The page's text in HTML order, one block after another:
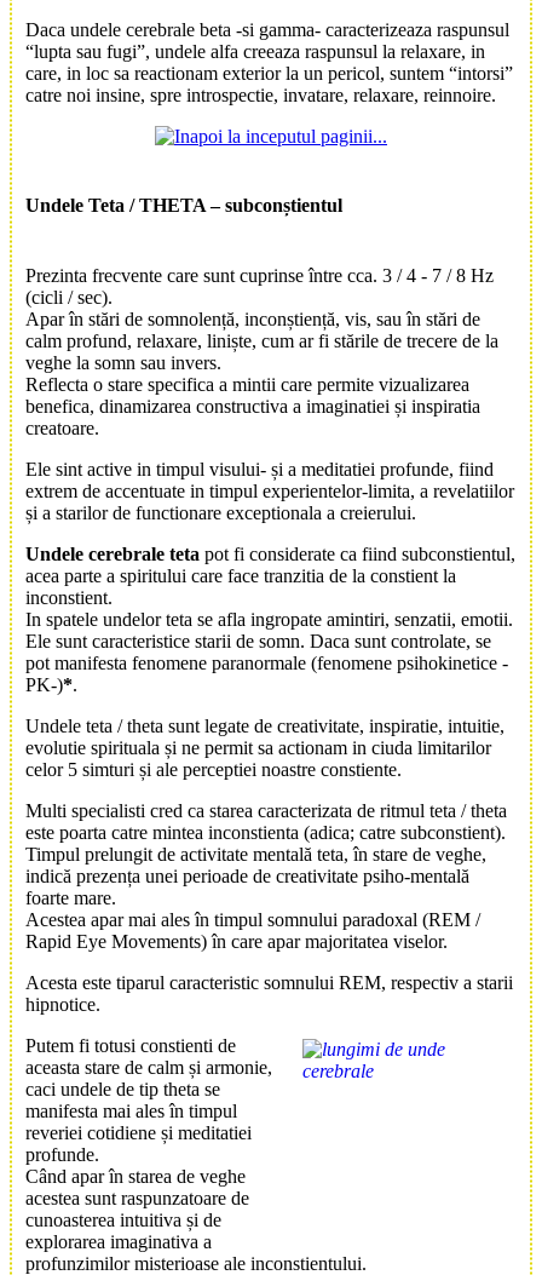
Daca undele cerebrale beta -si gamma- caracterizeaza raspunsul
“lupta sau fugi”, undele alfa creeaza raspunsul la relaxare, in
care, in loc sa reactionam exterior la un pericol, suntem “intorsi”
catre noi insine, spre introspectie, invatare, relaxare, reinnoire.
Undele Teta / THETA – subconștientul
Prezinta frecvente care sunt cuprinse între cca. 3 / 4 - 7 / 8 Hz
(cicli / sec).
Apar în stări de somnolență, inconștiență, vis, sau în stări de
calm profund, relaxare, liniște, cum ar fi stările de trecere de la
veghe la somn sau invers.
Reflecta o stare specifica a mintii care permite vizualizarea
benefica, dinamizarea constructiva a imaginatiei și inspiratia
creatoare.
Ele sint active in timpul visului- și a meditatiei profunde, fiind
extrem de accentuate in timpul experientelor-limita, a revelatiilor
și a starilor de functionare exceptionala a creierului.
Undele cerebrale teta pot fi considerate ca fiind subconstientul,
acea parte a spiritului care face tranzitia de la constient la
inconstient.
In spatele undelor teta se afla ingropate amintiri, senzatii, emotii.
Ele sunt caracteristice starii de somn. Daca sunt controlate, se
pot manifesta fenomene paranormale (fenomene psihokinetice -
PK-)*.
Undele teta / theta sunt legate de creativitate, inspiratie, intuitie,
evolutie spirituala și ne permit sa actionam in ciuda limitarilor
celor 5 simturi și ale perceptiei noastre constiente.
Multi specialisti cred ca starea caracterizata de ritmul teta / theta
este poarta catre mintea inconstienta (adica; catre subconstient).
Timpul prelungit de activitate mentală teta, în stare de veghe,
indică prezența unei perioade de creativitate psiho-mentală
foarte mare.
Acestea apar mai ales în timpul somnului paradoxal (REM /
Rapid Eye Movements) în care apar majoritatea viselor.
Acesta este tiparul caracteristic somnului REM, respectiv a starii
hipnotice.
Putem fi totusi constienti de
aceasta stare de calm și armonie,
caci undele de tip theta se
manifesta mai ales în timpul
reveriei cotidiene și meditatiei
profunde.
Când apar în starea de veghe
acestea sunt raspunzatoare de
cunoasterea intuitiva și de
explorarea imaginativa a
profunzimilor misterioase ale inconstientului.